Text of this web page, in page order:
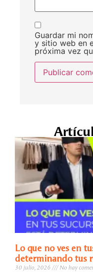
Guardar mi
y sitio web en
próxima vez
Lo que no ves en
determinando tus
30 julio, 2026 No hay